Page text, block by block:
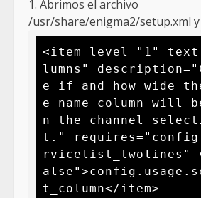
1. Abrimos el archivo
/usr/share/enigma2/setup.xml y
<item level="1"
lumns"
e if and how wide
e name column will
n the channel
t."
rvicelist_twolines"
t_column</item>